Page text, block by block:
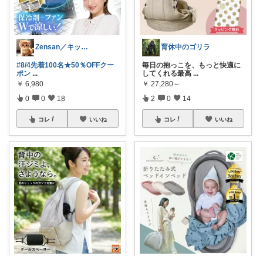
Zensan／キッズ☆ベビーROOM
#8/4先着100名★50％OFFクー
ポン ...
￥ 6,980
0 0 18
コレ いいね
育休中のゴリラ
毎日の抱っこを、もっと快適に
してくれる最高 ...
￥ 27,280～
2 0 14
コレ いいね